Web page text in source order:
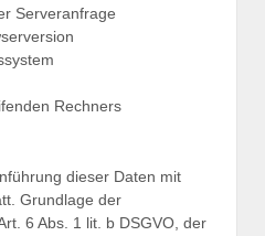
Serveranfrage
Rechners
dieser Daten mit
Grundlage der
6 Abs. 1 lit. b DSGVO, der